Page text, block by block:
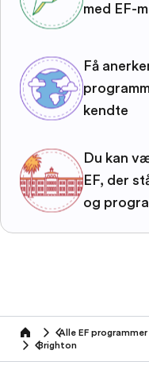
med EF-
Få
kendte
Du kan
EF, der
og
home Alle EF programmer
Brighton